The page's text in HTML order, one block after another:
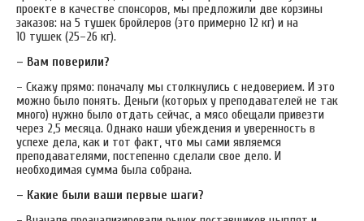
проекте в качестве спонсоров, мы предложили две корзины
заказов: на 5 тушек бройлеров (это примерно 12 кг) и на
10 тушек (25–26 кг).
– Вам поверили?
– Скажу прямо: поначалу мы столкнулись с недоверием. И это
можно было понять. Деньги (которых у преподавателей не так
много) нужно было отдать сейчас, а мясо обещали привезти
через 2,5 месяца. Однако наши убеждения и уверенность в
успехе дела, как и тот факт, что мы сами являемся
преподавателями, постепенно сделали свое дело. И
необходимая сумма была собрана.
– Какие были ваши первые шаги?